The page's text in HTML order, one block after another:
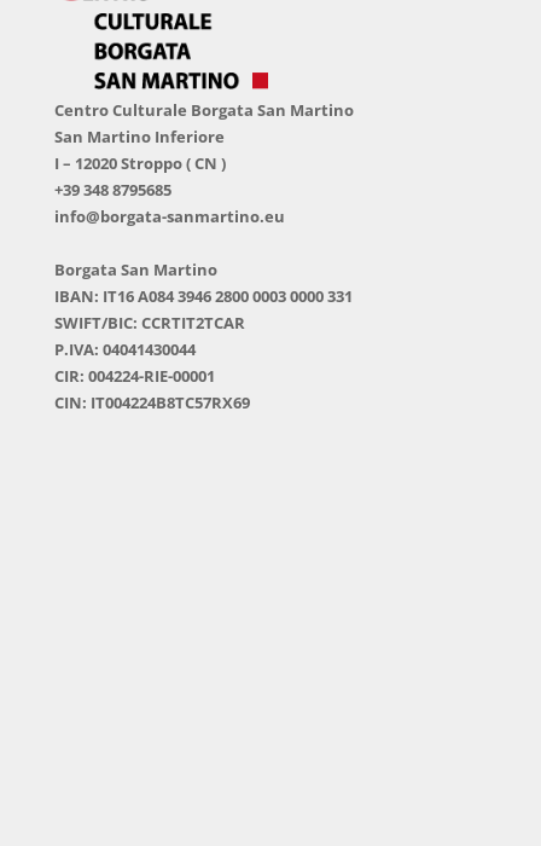
Centro Culturale Borgata San Martino
San Martino Inferiore
I – 12020 Stroppo ( CN )
+39 348 8795685
info@borgata-sanmartino.eu
Borgata San Martino
IBAN: IT16 A084 3946 2800 0003 0000 331
SWIFT/BIC: CCRTIT2TCAR
P.IVA: 04041430044
CIR: 004224-RIE-00001
CIN: IT004224B8TC57RX69